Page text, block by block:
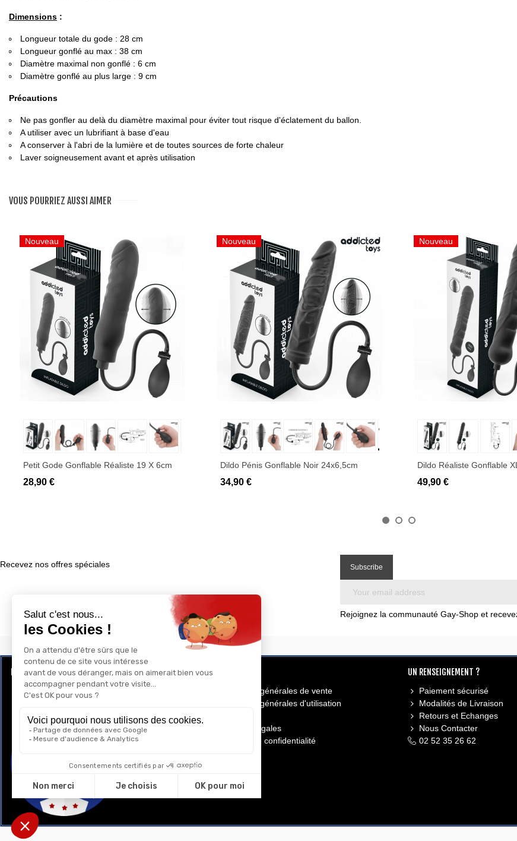
Dimensions :
Longueur totale du gode : 28 cm
Longueur gonflé au max : 38 cm
Diamètre maximal non gonflé : 6 cm
Diamètre gonflé au plus large : 9 cm
Précautions
Ne pas gonfler au delà du diamètre maximal pour éviter tout risque d'éclatement du ballon.
A utiliser avec un lubrifiant à base d'eau
A conserver à l'abri de la lumière et de toutes sources de forte chaleur
Laver soigneusement avant et après utilisation
VOUS POURRIEZ AUSSI AIMER
Nouveau
Ajouter au panier
Petit Gode Gonflable Réaliste 19 X 6cm
28,90 €
Nouveau
Ajouter au panier
Dildo Pénis Gonflable Noir 24x6,5cm
34,90 €
Nouveau
Ajouter au panier
Dildo Réaliste Gonflable
49,90 €
Recevez nos offres spéciales
Rejoignez la communauté Gay-Shop et
LE CLUB RÉCOMPENSE ET PRIVILÈGE
Programme de Fidélité
GAY-SHOP
Conditions générales de vente
Conditions générales d'utilisation
Mentions légales
Politique de confidentialité
UN RENSEIGNEMENT ?
Paiement sécurisé
Modalités de Livraison
Retours et Echanges
Nous Contacter
02 52 35 26 62